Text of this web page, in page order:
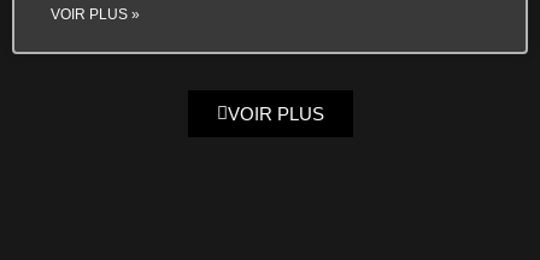
VOIR PLUS »
VOIR PLUS